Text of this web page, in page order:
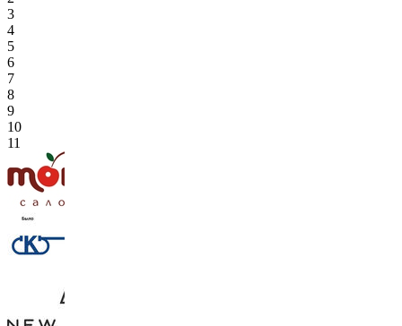
3
4
5
6
7
8
9
10
11